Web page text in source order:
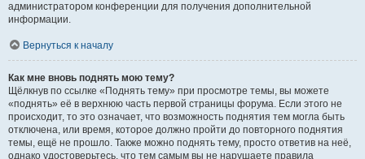
администратором конференции для получения дополнительной
информации.
Вернуться к началу
Как мне вновь поднять мою тему?
Щёлкнув по ссылке «Поднять тему» при просмотре темы, вы можете
«поднять» её в верхнюю часть первой страницы форума. Если этого не
происходит, то это означает, что возможность поднятия тем могла быть
отключена, или время, которое должно пройти до повторного поднятия
темы, ещё не прошло. Также можно поднять тему, просто ответив на неё,
однако удостоверьтесь, что тем самым вы не нарушаете правила